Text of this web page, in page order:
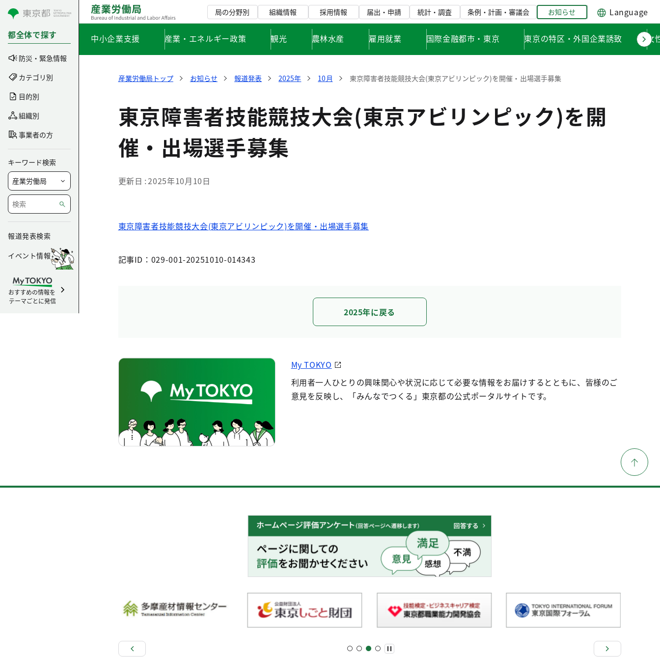
コンテンツにスキップ
都全体で探す
防災・緊急情報
カテゴリ別
目的別
組織別
事業者の方
キーワード検索
報道発表検索
イベント情報
おすすめの情報を
テーマごとに発信
局の分野別 組織情報 採用情報 届出・申請 統計・調査 条例・計画・審議会 お知らせ Language
中小企業支援 産業・エネルギー政策 観光 農林水産 雇用就業 国際金融都市・東京 東京の特区・外国企業誘致 女
産業労働局トップ お知らせ 報道発表 2025年 10月 東京障害者技能競技大会(東京アビリンピック)を開催・出場選手募集
東京障害者技能競技大会(東京アビリンピック)を開
催・出場選手募集
更新日 2025年10月10日
東京障害者技能競技大会(東京アビリンピック)を開催・出場選手募集
記事ID：029-001-20251010-014343
2025年に戻る
My TOKYO
利用者一人ひとりの興味関心や状況に応じて必要な情報をお届けするとともに、皆様のご
意見を反映し、「みんなでつくる」東京都の公式ポータルサイトです。